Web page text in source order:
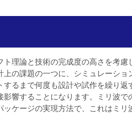
理論と技術の完成度の高さを考
の課題の一つに、シミュレーシ
るまで何度も設計や試作を繰り
響することになります。ミリ波
ケージの実現方法で、これはミリ